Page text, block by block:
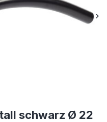
schwarz Ø 22